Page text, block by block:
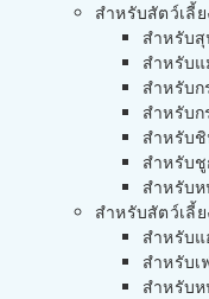
สำหรับสัตว์เลี้
สำหรับ
สำหรับแ
สำหรับก
สำหรับก
สำหรับ
สำหรับชู
สำหรับ
สำหรับสัตว์เลี้
สำหรับแ
สำหรับเ
สำหรับห